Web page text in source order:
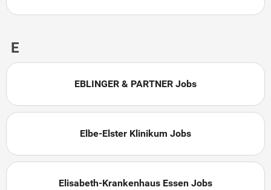
E
EBLINGER & PARTNER Jobs
Elbe-Elster Klinikum Jobs
Elisabeth-Krankenhaus Essen Jobs